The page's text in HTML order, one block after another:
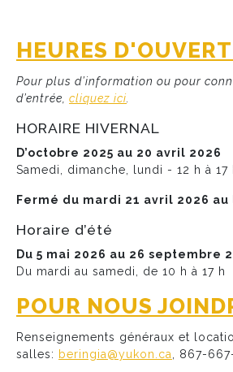
HEURES
Pour plus d’information ou pour
d’entrée, cliquez ici.
HORAIRE HIVERNAL
D’octobre 2025 au 20 avril 2026
Samedi, dimanche, lundi - 12 h à 17
Fermé du mardi 21 avril 2026
Horaire d’été
Du 5 mai 2026 au 26 septembre
Du mardi au samedi, de 10 h à 17 h
POUR NOUS
Renseignements généraux et
salles: beringia@yukon.ca , 867-